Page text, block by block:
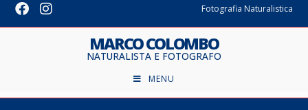
Fotografia Naturalistica
MARCO COLOMBO
NATURALISTA E FOTOGRAFO
MENU